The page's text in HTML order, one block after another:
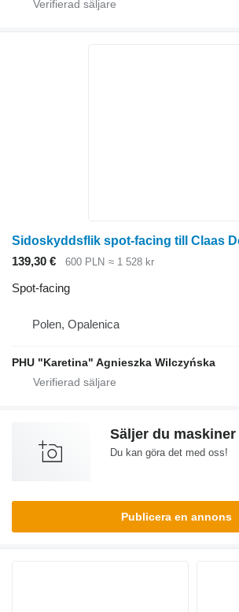
139,30 € 600 PLN ≈ 1 528 kr
Spot-facing
Polen, Opalenica
PHU "Karetina" Agnieszka Wilczyńska
Säljer du
Du kan göra det med oss!
Publicera en annons